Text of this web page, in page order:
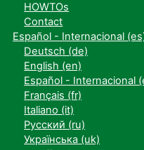
HOWTOs
Contact
Español - Internacional
Deutsch ‎(de)‎
English ‎(en)‎
Español - Internacional
Français ‎(fr)‎
Italiano ‎(it)‎
Русский ‎(ru)‎
Українська ‎(uk)‎